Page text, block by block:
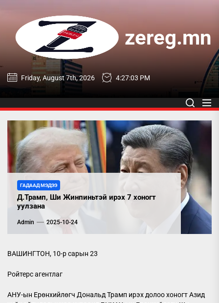
content
zereg.mn
zereg.mn
Friday, August 7th, 2026 4:27:05 PM
ГАДААД МЭДЭЭ
Д.Трамп, Ши Жинпиньтэй ирэх 7 хоногт
уулзана
Admin 2025-10-24
ВАШИНГТОН, 10-р сарын 23
Ройтерс агентлаг
АНУ-ын Ерөнхийлөгч Дональд Трамп ирэх долоо хоногт Азид